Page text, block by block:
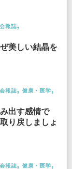
会報誌
美しい結晶を
会報誌
健康・医学
出す感情で
り戻しましょ
会報誌
健康・医学